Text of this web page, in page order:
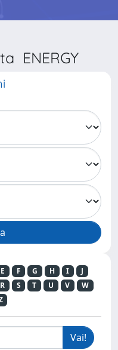
ENERGY
E F G H I
J
R S T U V
W